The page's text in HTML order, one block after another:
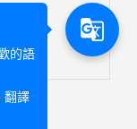
的語
翻譯
g_translate